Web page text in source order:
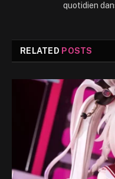
quotidien
RELATED POSTS